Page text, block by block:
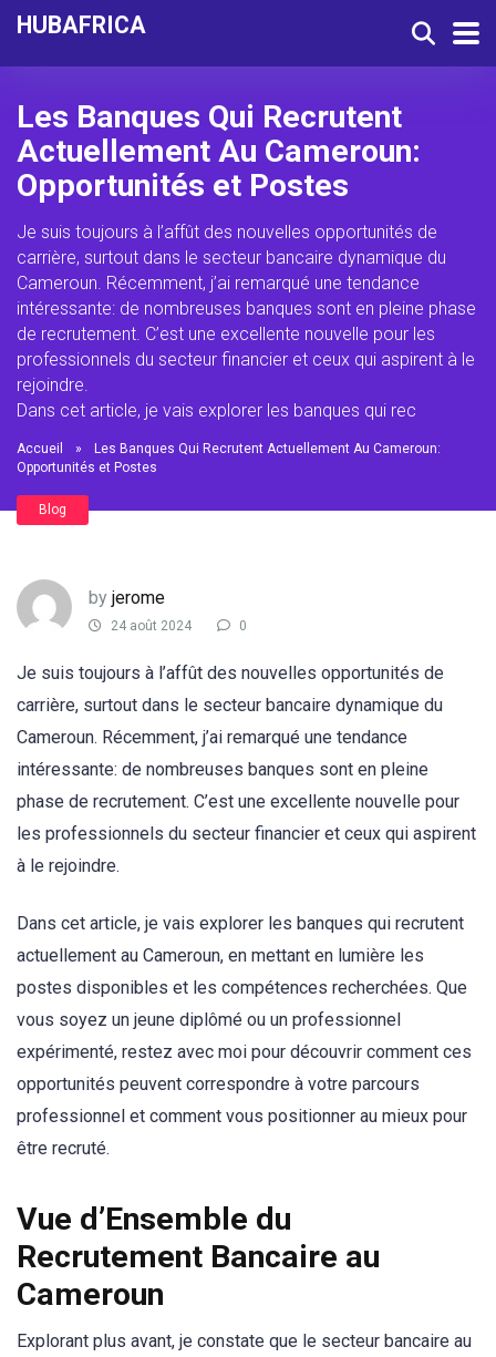
HUBAFRICA
Les Banques Qui Recrutent
Actuellement Au Cameroun:
Opportunités et Postes
Je suis toujours à l’affût des nouvelles opportunités de
carrière, surtout dans le secteur bancaire dynamique du
Cameroun. Récemment, j’ai remarqué une tendance
intéressante: de nombreuses banques sont en pleine phase
de recrutement. C’est une excellente nouvelle pour les
professionnels du secteur financier et ceux qui aspirent à le
rejoindre.
Dans cet article, je vais explorer les banques qui rec
Accueil »
Les Banques Qui Recrutent Actuellement Au Cameroun:
Opportunités et Postes
Blog
by jerome
24 août 2024 0
Je suis toujours à l’affût des nouvelles opportunités de
carrière, surtout dans le secteur bancaire dynamique du
Cameroun. Récemment, j’ai remarqué une tendance
intéressante: de nombreuses banques sont en pleine
phase de recrutement. C’est une excellente nouvelle pour
les professionnels du secteur financier et ceux qui aspirent
à le rejoindre.
Dans cet article, je vais explorer les banques qui recrutent
actuellement au Cameroun, en mettant en lumière les
postes disponibles et les compétences recherchées. Que
vous soyez un jeune diplômé ou un professionnel
expérimenté, restez avec moi pour découvrir comment ces
opportunités peuvent correspondre à votre parcours
professionnel et comment vous positionner au mieux pour
être recruté.
Vue d’Ensemble du
Recrutement Bancaire au
Cameroun
Explorant plus avant, je constate que le secteur bancaire au